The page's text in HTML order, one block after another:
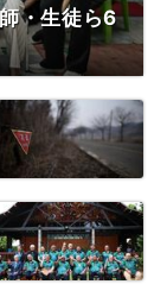
・生徒ら6